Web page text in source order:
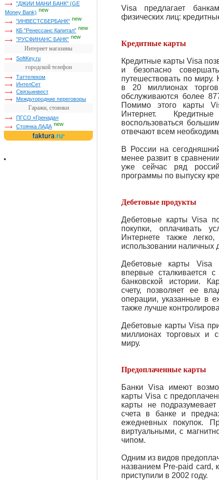
"ДЖИИ МАНИ БАНК" (GE
Money Bank) new
"ИНВЕСТСБЕРБАНК" new
КБ "Ренессанс Капитал" new
"РУСФИНАНС БАНК" new
Интернет магазины
SoftKey.ru
городской телефон
Таттелеком
ИнтелСет
Связьинвест
Междугородние переговоры
Гаражи, стоянки
ПГСО «Гренада»
Стоянка ЛАДА new
Visa предлагает
физических лиц:
Кредитные карты
Кредитные карты Visa
и безопасно
путешествовать по
в 20 миллионах
обслуживаются более
Помимо этого карты
Интернет.
воспользоваться
отвечают всем
В России на
менее развит в
уже сейчас ряд
программы по выпуску
Дебетовые продукты
Дебетовые карты Visa
покупки, оплачивать
Интернете также
использовании наличных
Дебетовые карты Visa
впервые сталкивается
банковской истории.
счету, позволяет ее
операции, указанные в
также лучше
Дебетовые карты Visa
миллионах торговых и
миру.
Предоплаченные карты
Банки Visa имеют
карты Visa с
карты не
счета в банке и
ежедневных покупок.
виртуальными, с
чипом.
Одним из видов
названием Pre-paid card,
приступили в 2002 году.